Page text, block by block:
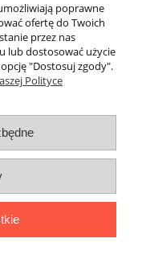
poprawne
ofertę do Twoich
przez nas
lub dostosować użycie
"Dostosuj zgody".
Polityce